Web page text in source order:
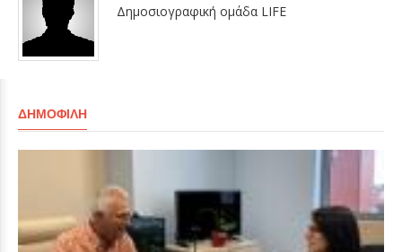
Δημοσιογραφική ομάδα LIFE
ΔΗΜΟΦΙΛΉ